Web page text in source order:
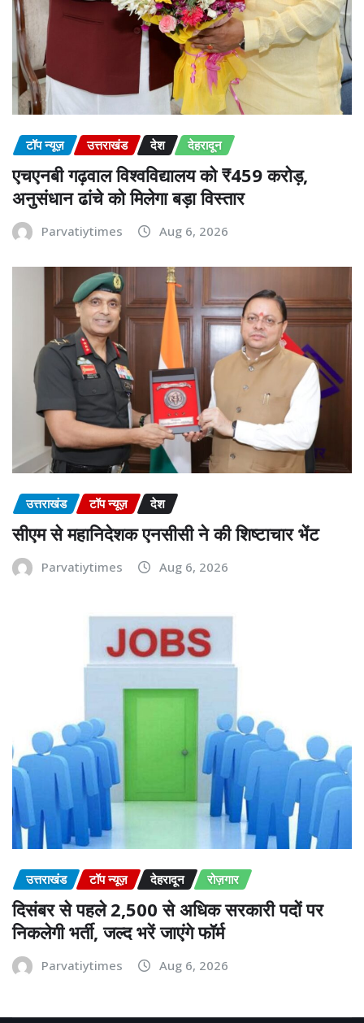
टॉप न्यूज़ उत्तराखंड देश देहरादून
एचएनबी गढ़वाल विश्वविद्यालय को ₹459 करोड़,
अनुसंधान ढांचे को मिलेगा बड़ा विस्तार
Parvatiytimes Aug 6, 2026
उत्तराखंड टॉप न्यूज़ देश
सीएम से महानिदेशक एनसीसी ने की शिष्टाचार भेंट
Parvatiytimes Aug 6, 2026
उत्तराखंड टॉप न्यूज़ देहरादून रोज़गार
दिसंबर से पहले 2,500 से अधिक सरकारी पदों पर
निकलेगी भर्ती, जल्द भरें जाएंगे फॉर्म
Parvatiytimes Aug 6, 2026